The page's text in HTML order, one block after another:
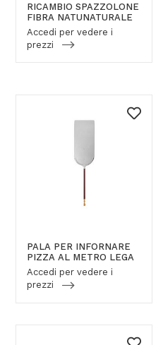
RICAMBIO SPAZZOLONE
FIBRA NATUNATURALE
Accedi per vedere i
prezzi
PALA PER INFORNARE
PIZZA AL METRO LEGA
Accedi per vedere i
prezzi